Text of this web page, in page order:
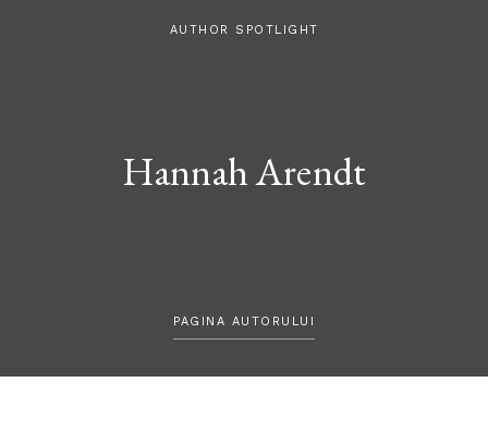
AUTHOR SPOTLIGHT
Hannah Arendt
PAGINA AUTORULUI